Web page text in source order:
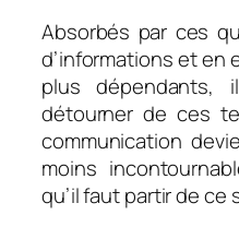
Absorbés par ces
d’informations et en
plus
détourner de ces
communication
moins
qu’il faut partir de ce